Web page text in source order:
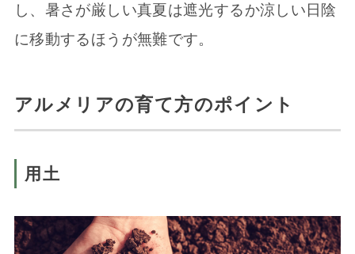
し、暑さが厳しい真夏は遮光するか涼しい日陰
に移動するほうが無難です。
アルメリアの育て方のポイント
用土